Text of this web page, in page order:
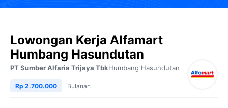
Lowongan Kerja Alfamart
Humbang Hasundutan
PT Sumber Alfaria Trijaya TbkHumbang Hasundutan
Rp 2.700.000 Bulanan